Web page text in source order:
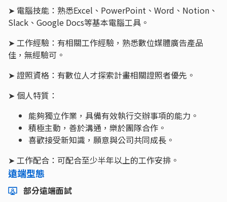
➤ 電腦技能：熟悉Excel、PowerPoint、Word、Notion、
Slack、Google Docs等基本電腦工具。
➤ 工作經驗：有相關工作經驗，熟悉數位媒體廣告產品
佳，無經驗可。
➤ 證照資格：有數位人才探索計畫相關證照者優先。
➤ 個人特質：
能夠獨立作業，具備有效執行交辦事項的能力。
積極主動，善於溝通，樂於團隊合作。
喜歡接受新知識，願意與公司共同成長。
➤ 工作配合：可配合至少半年以上的工作安排。
遠端型態
部分遠端面試